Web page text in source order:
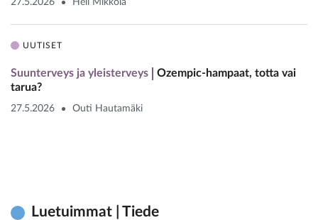
UUTISET
Suunterveys ja yleisterveys
Ozempic-hampaat, totta vai
tarua?
27.5.2026 Outi Hautamäki
Luetuimmat | Tiede